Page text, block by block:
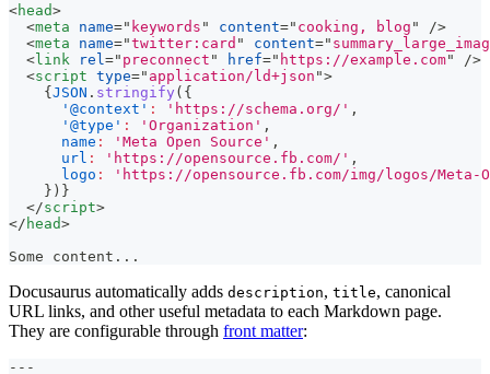
<head>
<meta name=" keywords " content=" cooking, blog "
/>
<meta name="twitter:card " content="
<link rel =" preconnect " href=" https://example.com"
/>
<script type=" application/ld+json ">
{JSON . stringify ( {
'@context' : 'https://schema.org/' ,
'@type' : 'Organization' ,
name : 'Meta Open Source' ,
url : 'https://opensource.fb.com/' ,
logo :
'https://opensource.fb.com/img/logos/Meta-
} ) }
</script>
</ head>
Some content...
Docusaurus automatically adds description, title, canonical
URL links, and other useful metadata to each Markdown page.
They are configurable through front matter:
---